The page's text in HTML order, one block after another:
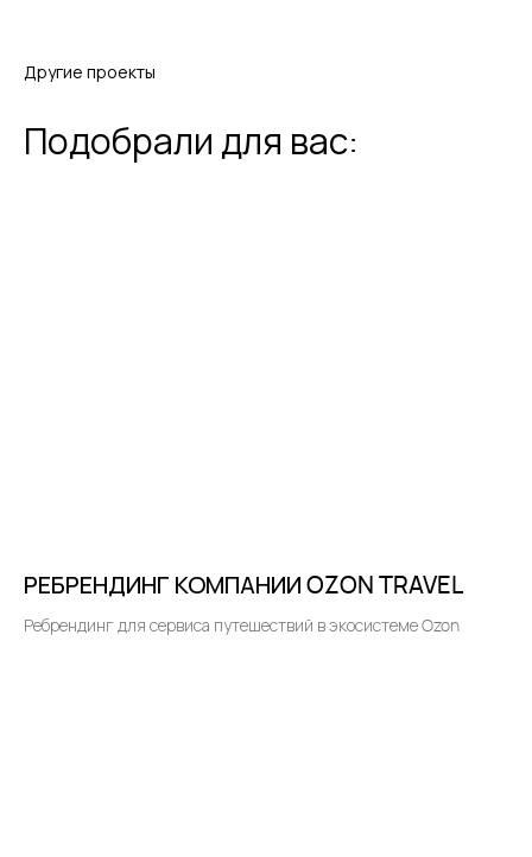
Другие проекты
Подобрали для вас:
РЕБРЕНДИНГ КОМПАНИИ OZON TRAVEL
Ребрендинг для сервиса путешествий в экосистеме Ozon